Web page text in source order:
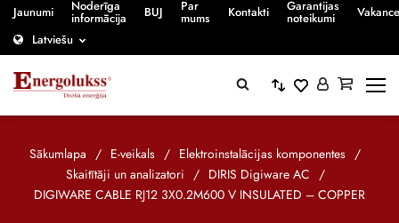
Jaunumi Noderīga
informācija BUJ Par
mums Kontakti Garantijas
noteikumi
Latviešu
Sākumlapa / E-veikals / Elektroinstalācijas komponentes /
Skaitītāji un analizatori / DIRIS Digiware AC /
DIGIWARE CABLE RJ12 3X0.2M600 V INSULATED – COPPER